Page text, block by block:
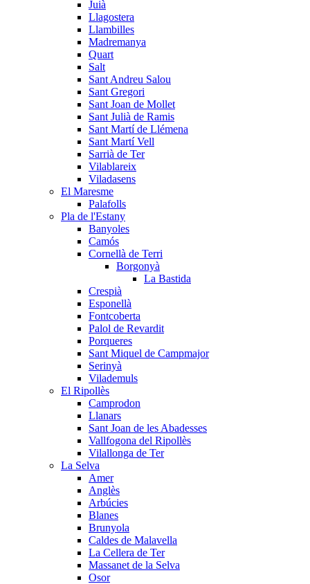
Juià
Llagostera
Llambilles
Madremanya
Quart
Salt
Sant Andreu Salou
Sant Gregori
Sant Joan de Mollet
Sant Julià de Ramis
Sant Martí de Llémena
Sant Martí Vell
Sarrià de Ter
Vilablareix
Viladasens
El Maresme
Palafolls
Pla de l'Estany
Banyoles
Camós
Cornellà de Terri
Borgonyà
La Bastida
Crespià
Esponellà
Fontcoberta
Palol de Revardit
Porqueres
Sant Miquel de Campmajor
Serinyà
Vilademuls
El Ripollès
Camprodon
Llanars
Sant Joan de les Abadesses
Vallfogona del Ripollès
Vilallonga de Ter
La Selva
Amer
Anglès
Arbúcies
Blanes
Brunyola
Caldes de Malavella
La Cellera de Ter
Massanet de la Selva
Osor